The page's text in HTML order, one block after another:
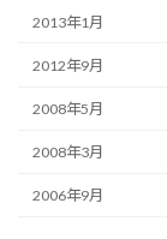
2013年1月
2012年9月
2008年5月
2008年3月
2006年9月